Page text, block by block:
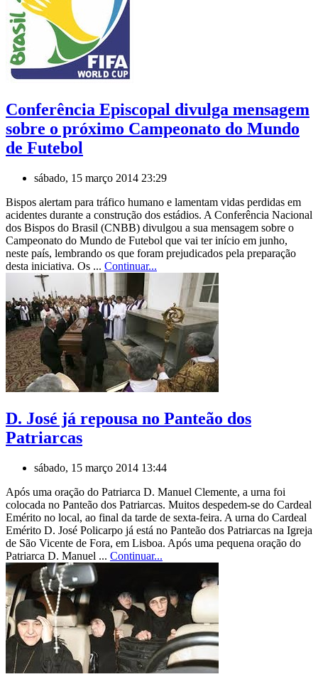
Conferência Episcopal divulga mensagem
sobre o próximo Campeonato do Mundo
de Futebol
sábado, 15 março 2014 23:29
Bispos alertam para tráfico humano e lamentam vidas perdidas em
acidentes durante a construção dos estádios. A Conferência Nacional
dos Bispos do Brasil (CNBB) divulgou a sua mensagem sobre o
Campeonato do Mundo de Futebol que vai ter início em junho,
neste país, lembrando os que foram prejudicados pela preparação
desta iniciativa. Os ... Continuar...
D. José já repousa no Panteão dos
Patriarcas
sábado, 15 março 2014 13:44
Após uma oração do Patriarca D. Manuel Clemente, a urna foi
colocada no Panteão dos Patriarcas. Muitos despedem-se do Cardeal
Emérito no local, ao final da tarde de sexta-feira. A urna do Cardeal
Emérito D. José Policarpo já está no Panteão dos Patriarcas na Igreja
de São Vicente de Fora, em Lisboa. Após uma pequena oração do
Patriarca D. Manuel ... Continuar...